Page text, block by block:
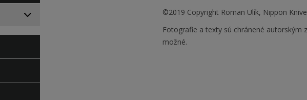
©2019 Copyright Roman Ulík, Nippon
Fotografie a texty sú chránené autorským
možné.